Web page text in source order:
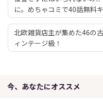
に。めちゃコミで40話無料
北欧雑貨店主が集めた46の
ィンテージ級！
今、あなたにオススメ